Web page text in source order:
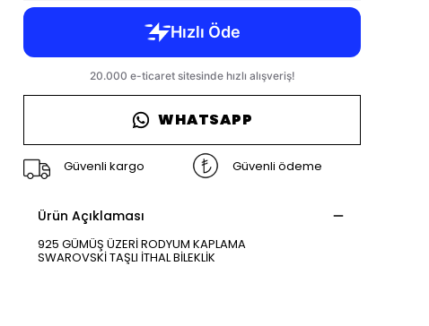
WHATSAPP
Güvenli kargo Güvenli ödeme
Ürün Açıklaması
925 GÜMÜŞ ÜZERİ RODYUM KAPLAMA
SWAROVSKİ TAŞLI İTHAL BİLEKLİK